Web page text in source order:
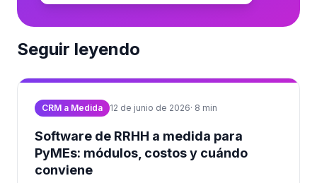
Seguir leyendo
CRM a Medida 12 de junio de 2026· 8 min
Software de RRHH a medida para
PyMEs: módulos, costos y cuándo
conviene